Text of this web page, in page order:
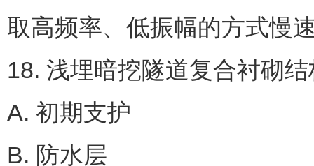
取高频率、低振幅的方式慢
18. 浅埋暗挖隧道复合衬砌
A. 初期支护
B. 防水层